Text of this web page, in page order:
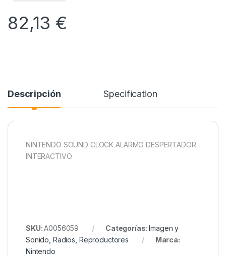
82,13 €
Descripción Specification
NINTENDO SOUND CLOCK ALARMO DESPERTADOR
INTERACTIVO
SKU:A0056059 Categorías:Imagen y
Sonido Radios Reproductores
Marca:
Nintendo